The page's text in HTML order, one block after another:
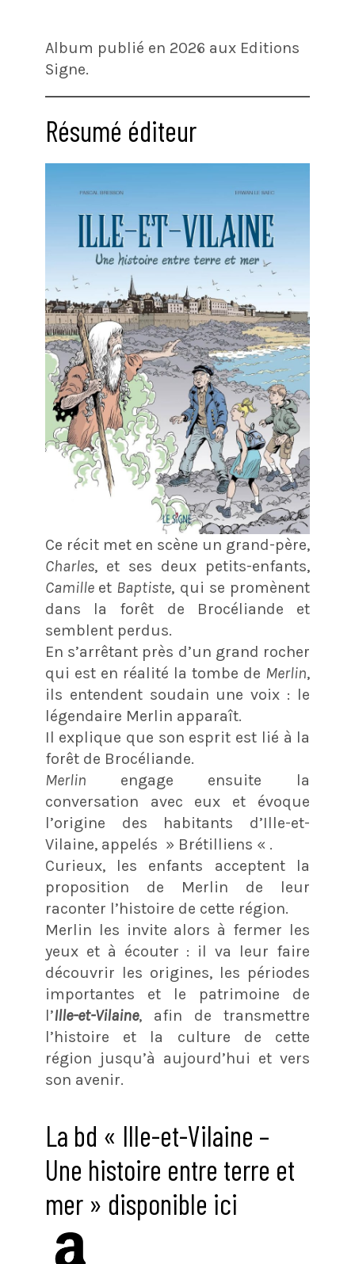
Album publié en 2026 aux Editions
Signe.
Résumé éditeur
Ce récit met en scène un grand-père,
Charles, et ses deux petits-enfants,
Camille et Baptiste, qui se promènent
dans la forêt de Brocéliande et
semblent perdus.
En s’arrêtant près d’un grand rocher
qui est en réalité la tombe de Merlin,
ils entendent soudain une voix : le
légendaire Merlin apparaît.
Il explique que son esprit est lié à la
forêt de Brocéliande.
Merlin engage ensuite la
conversation avec eux et évoque
l’origine des habitants d’Ille-et-
Vilaine, appelés » Brétilliens « .
Curieux, les enfants acceptent la
proposition de Merlin de leur
raconter l’histoire de cette région.
Merlin les invite alors à fermer les
yeux et à écouter : il va leur faire
découvrir les origines, les périodes
importantes et le patrimoine de
l’Ille-et-Vilaine, afin de transmettre
l’histoire et la culture de cette
région jusqu’à aujourd’hui et vers
son avenir.
La bd « Ille-et-Vilaine –
Une histoire entre terre et
mer » disponible ici